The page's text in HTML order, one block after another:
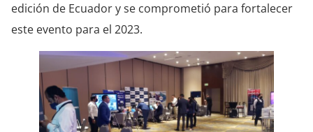
edición de Ecuador y se comprometió para fortalecer
este evento para el 2023.